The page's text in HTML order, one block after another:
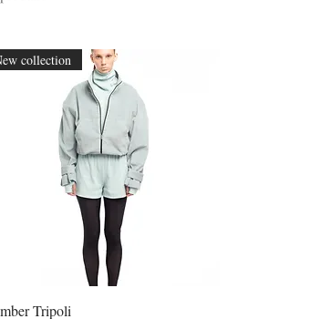
Rychlý náhled
collection
Tripoli